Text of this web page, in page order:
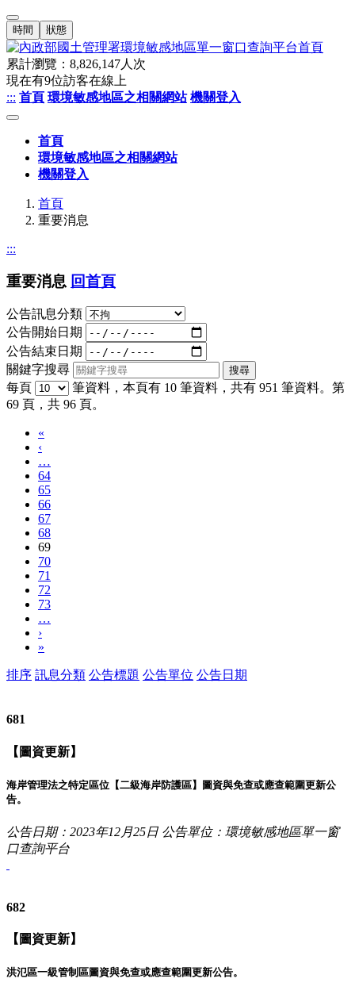
時間 狀態
累計瀏覽： 8,826,147人次
現在有9位訪客在線上
::: 首頁 環境敏感地區之相關網站 機關登入
首頁
環境敏感地區之相關網站
機關登入
首頁
重要消息
:::
重要消息 回首頁
公告訊息分類
公告開始日期
公告結束日期
關鍵字搜尋
每頁
筆資料，本頁有 10 筆資料，共有 951 筆資料。第
69 頁，共 96 頁。
«
‹
…
64
65
66
67
68
69
70
71
72
73
…
›
»
排序 訊息分類 公告標題 公告單位 公告日期
681
【圖資更新】
海岸管理法之特定區位【二級海岸防護區】圖資與免查或應查範圍更新公
告。
公告日期：2023年12月25日 公告單位：環境敏感地區單一窗
口查詢平台
682
【圖資更新】
洪氾區一級管制區圖資與免查或應查範圍更新公告。